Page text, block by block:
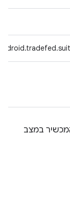
במצב